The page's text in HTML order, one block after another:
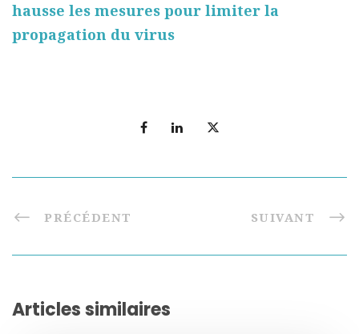
hausse les mesures pour limiter la
propagation du virus
PRÉCÉDENT SUIVANT
Articles similaires